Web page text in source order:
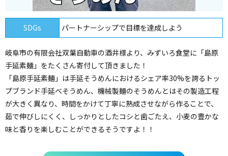
SDGs パートナーシップで目標を達成しよう
岐阜市の有限会社双葉自動車の酒井様より、みずいろ食堂に「島原
手延素麺」をたくさん寄付して頂きました！
「島原手延素麺」は手延そうめんにおけるシェア率30%を誇るトッ
プブランド手延べそうめん、機械製麺のそうめんとはその製造工程
が大きく異なり、時間をかけて丁寧に熟成させながら作ることで、
茹で伸びしにくく、しっかりとしたコシと歯ごたえ、小麦の豊かな
味と香りを楽しむことができるそうですよ！！